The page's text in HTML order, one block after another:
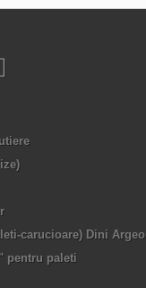
carucioare) Dini Argeo
pentru paleti